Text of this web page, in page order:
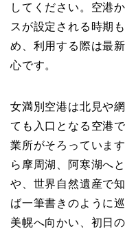
してください。空港
スが設定される時期
め、利用する際は最
心です。
女満別空港は北見や
ても入口となる空港
業所がそろっていま
ら摩周湖、阿寒湖へ
や、世界自然遺産で
ば一筆書きのように
美幌へ向かい、初日